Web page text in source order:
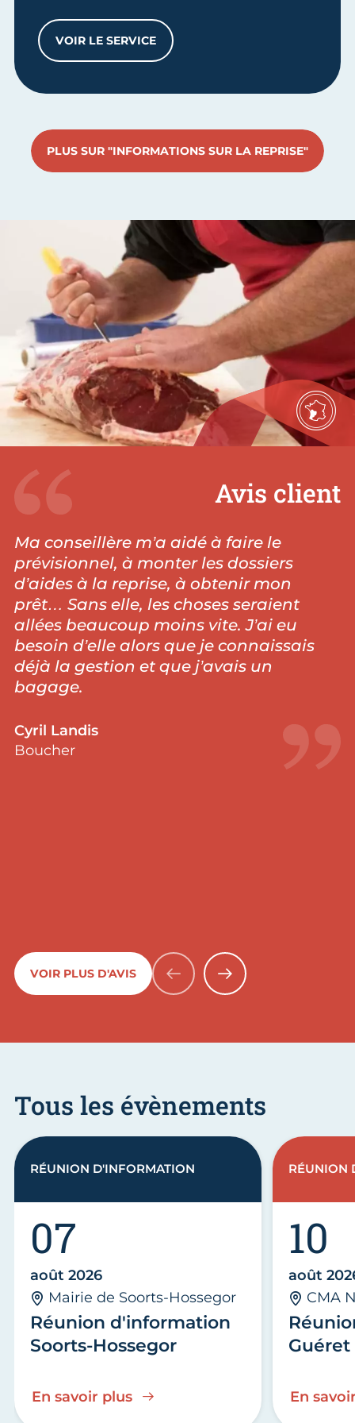
VOIR LE SERVICEENTRETIEN D'INFORMATION ET
PLUS SUR "INFORMATIONS SUR LA REPRISE"
Avis client
Ma conseillère m’a aidé à faire le
prévisionnel, à monter les dossiers
d’aides à la reprise, à obtenir mon
prêt… Sans elle, les choses seraient
allées beaucoup moins vite. J’ai eu
besoin d’elle alors que je connaissais
déjà la gestion et que j’avais un
bagage.
Cyril Landis
Boucher
VOIR PLUS D'AVIS PRÉCÉDENTSUIVANT
Tous les évènements
Réunion d'information
Soorts-Hossegor
07
août 2026
Mairie de Soorts-Hossegor
En savoir plus
RÉUNION D'INFORMATION
Guéret
10
août
CMA
En
RÉUNION